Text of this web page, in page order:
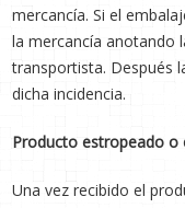
mercancía. Si el
la mercancía anotando
transportista. Después
dicha incidencia.
Producto estropeado o
Una vez recibido el